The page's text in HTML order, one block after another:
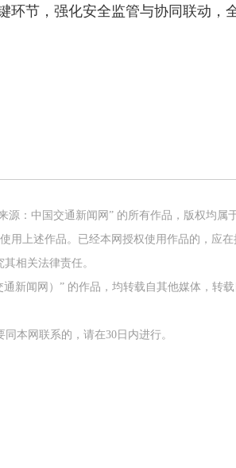
环节，强化安全监管与协同联动，
源：中国交通新闻网” 的所有作品，版权均
用上述作品。已经本网授权使用作品的，应
相关法律责任。
新闻网）” 的作品，均转载自其他媒体，转
本网联系的，请在30日内进行。